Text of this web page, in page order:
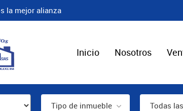
la mejor alianza
Inicio Nosotros
Tipo de inmueble